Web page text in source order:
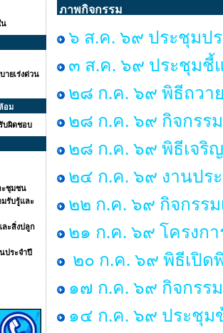
น
ายเร่งด่วน
อม
บผิดชอบ
ะชุมชน
รับรู้และ
ละสิ่งปลูก
ประจำปี
ภาพกิจกรรม
๖ ส.ค. ๖๙ ประชุมป
๓ ส.ค. ๖๙ ประชุมชี้
๒๘ ก.ค. ๖๙ พิธีถวา
๒๘ ก.ค. ๖๙ กิจกรร
๒๘ ก.ค. ๖๙ พิธีเจริ
๒๔ ก.ค. ๖๙ งานปร
๒๒ ก.ค. ๖๙ กิจกรร
๒๑ ก.ค. ๖๙ โครงก
๒๐ ก.ค. ๖๙ พิธีเปิ
๑๗ ก.ค. ๖๙ กิจกรร
๑๔ ก.ค. ๖๙ ประชุม